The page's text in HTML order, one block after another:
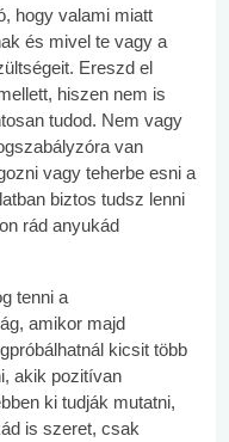
hogy valami miatt
és mivel te vagy a
Ereszd el
hiszen nem is
tudod. Nem vagy
van
vagy teherbe esni a
biztos tudsz lenni
rád anyukád
tenni a
amikor majd
kicsit több
akik pozitívan
ki tudják mutatni,
is szeret, csak